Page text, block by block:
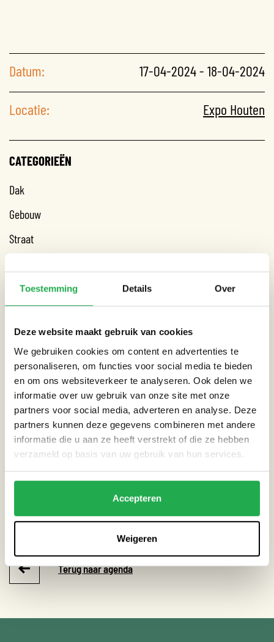
Toestemming Details Over
Deze website maakt gebruik van cookies
We gebruiken cookies om content en advertenties te
personaliseren, om functies voor social media te bieden
en om ons websiteverkeer te analyseren. Ook delen we
informatie over uw gebruik van onze site met onze
partners voor social media, adverteren en analyse. Deze
partners kunnen deze gegevens combineren met andere
informatie die u aan ze heeft verstrekt of die ze hebben
verzameld op basis van uw gebruik van hun services.
Accepteren
Weigeren
Datum: 17-04-2024 - 18-04-2024
Locatie: Expo Houten
CATEGORIEËN
Dak
Gebouw
Straat
THEMA’S
Droogte
Extreme neerslag
Hitte
Overstromingsrisico
Nationaal Klimaat Expo website
Terug naar agenda